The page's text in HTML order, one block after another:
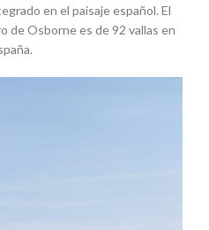
en el paisaje español. El
de Osborne es de 92 vallas en